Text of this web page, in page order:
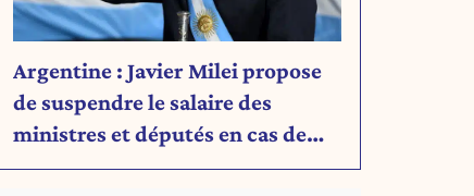
Argentine : Javier Milei propose
de suspendre le salaire des
ministres et députés en cas de
déficit budgétaire